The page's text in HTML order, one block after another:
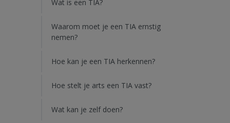
Wat is een TIA?
Waarom moet je een TIA ernstig
nemen?
Hoe kan je een TIA herkennen?
Hoe stelt je arts een TIA vast?
Wat kan je zelf doen?